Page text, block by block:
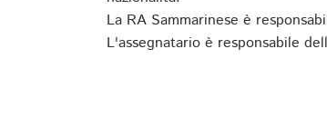
La RA Sammarinese è
L'assegnatario è responsabile